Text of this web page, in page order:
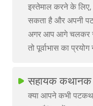
इस्तेमाल करने के लिए,
सकता है और अपनी
अगर आप आगे चलकर
तो पूर्वाभास का
सहायक कथानक
क्या आपने कभी